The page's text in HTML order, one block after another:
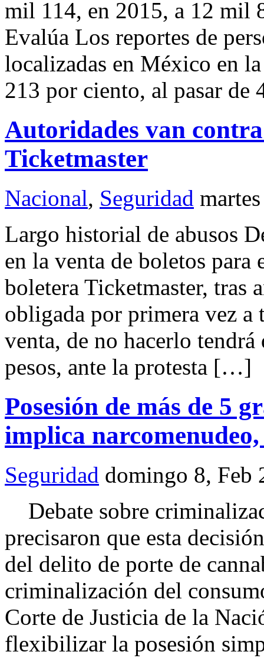
mil 114, en 2015, a 12 mil
Evalúa Los reportes de
localizadas en México en
213 por ciento, al pasar
Autoridades van
Ticketmaster
Nacional, Seguridad
Largo historial de abusos
en la venta de boletos
boletera Ticketmaster, tras
obligada por primera vez a
venta, de no hacerlo
pesos, ante la protesta […]
Posesión de más de 5
implica
Seguridad domingo 8, Feb
Debate sobre
precisaron que esta
del delito de porte de
criminalización del
Corte de Justicia de la
flexibilizar la posesión